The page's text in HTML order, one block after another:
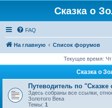
Сказка о
FAQ
На главную Список форумов
Текущее время: Чт
Сказка о
Путеводитель по
Здесь собраны все ссылки,
Золотого Века
Темы: 1